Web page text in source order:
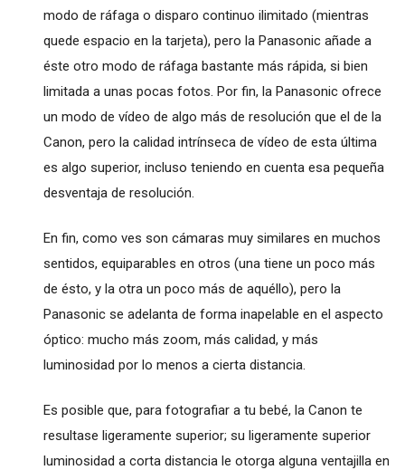
modo de ráfaga o disparo continuo ilimitado (mientras
quede espacio en la tarjeta), pero la Panasonic añade a
éste otro modo de ráfaga bastante más rápida, si bien
limitada a unas pocas fotos. Por fin, la Panasonic ofrece
un modo de vídeo de algo más de resolución que el de la
Canon, pero la calidad intrínseca de vídeo de esta última
es algo superior, incluso teniendo en cuenta esa pequeña
desventaja de resolución.
En fin, como ves son cámaras muy similares en muchos
sentidos, equiparables en otros (una tiene un poco más
de ésto, y la otra un poco más de aquéllo), pero la
Panasonic se adelanta de forma inapelable en el aspecto
óptico: mucho más zoom, más calidad, y más
luminosidad por lo menos a cierta distancia.
Es posible que, para fotografiar a tu bebé, la Canon te
resultase ligeramente superior; su ligeramente superior
luminosidad a corta distancia le otorga alguna ventajilla en